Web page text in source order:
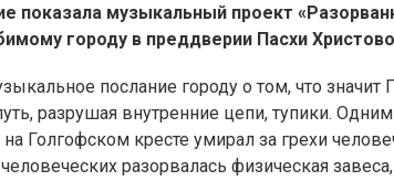
показала музыкальный проект
городу в преддверии Пасхи
послание городу о том, что значит
разрушая внутренние цепи, тупики.
Голгофском кресте умирал за грехи
разорвалась физическая